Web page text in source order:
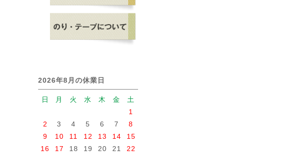
2026年8月の休業日
日 月 火 水 木 金
土
1
2
3 4 5 6 7
8
9
10 11 12 13 14
15
16
17 18 19 20 21
22